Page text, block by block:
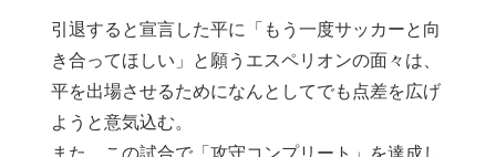
引退すると宣言した平に「もう一度サッカーと向
き合ってほしい」と願うエスペリオンの面々は、
平を出場させるためになんとしてでも点差を広げ
ようと意気込む。
また、この試合で「攻守コンプリート」を達成し